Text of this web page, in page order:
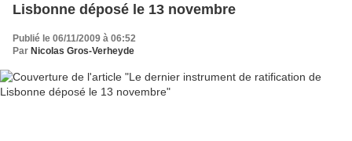
Lisbonne déposé le 13 novembre
Publié le 06/11/2009 à 06:52
Par Nicolas Gros-Verheyde